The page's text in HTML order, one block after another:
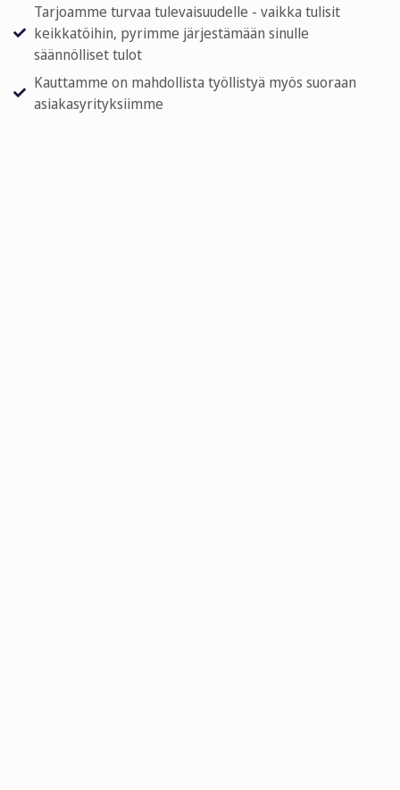
Tarjoamme turvaa tulevaisuudelle - vaikka tulisit
keikkatöihin, pyrimme järjestämään sinulle
säännölliset tulot
Kauttamme on mahdollista työllistyä myös suoraan
asiakasyrityksiimme